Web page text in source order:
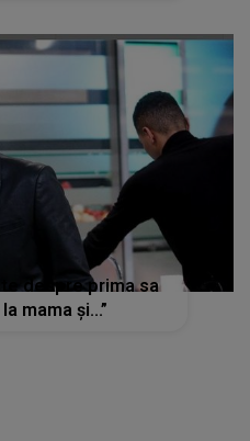
despre prima sa
mama și...”